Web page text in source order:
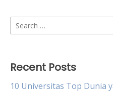
Search
for:
Recent Posts
10 Universitas Top Dunia